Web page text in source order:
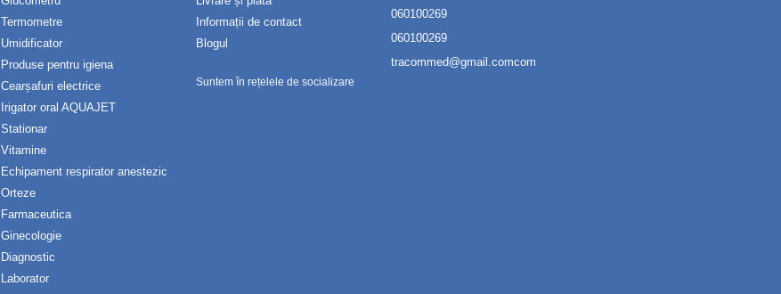
Termometre
Umidificator
Produse pentru igiena
Cearșafuri electrice
Irigator oral AQUAJET
Stationar
Vitamine
Echipament respirator anestezic
Orteze
Farmaceutica
Ginecologie
Diagnostic
Laborator
Informații de contact
Blogul
Suntem în rețelele de socializare
060100269
060100269
tracommed@gmail.comcom